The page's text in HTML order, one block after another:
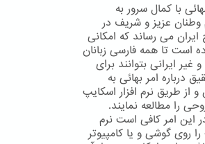
با کمال سرور به
عزیز و شریف در
ایران می رساند که امکانی
است تا همه فارسی زبانان
و غیر ایرانی بتوانند برای
درباره امر بهائی به
از طریق نرم افزار اسکایپ
را مطالعه نمایند.
این امر کافی است نرم
را روی گوشی و یا کامپیوتر